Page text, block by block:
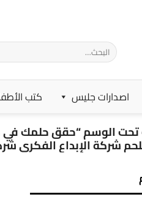
البحث
عن:
اصدارات جليس كتب
تحت الوسم “حقق حلمك في
شركة الإبداع الفكري